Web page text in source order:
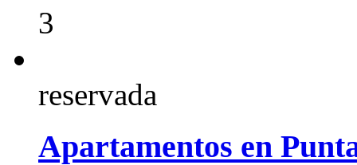
3
reservada
Apartamentos en